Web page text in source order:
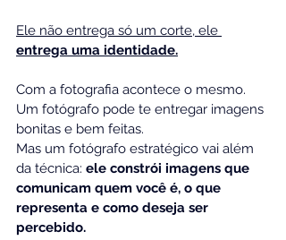
Ele não entrega só um corte, ele
entrega uma identidade.
Com a fotografia acontece o mesmo.
Um fotógrafo pode te entregar imagens
bonitas e bem feitas.
Mas um fotógrafo estratégico vai além
da técnica: ele constrói imagens que
comunicam quem você é, o que
representa e como deseja ser
percebido.